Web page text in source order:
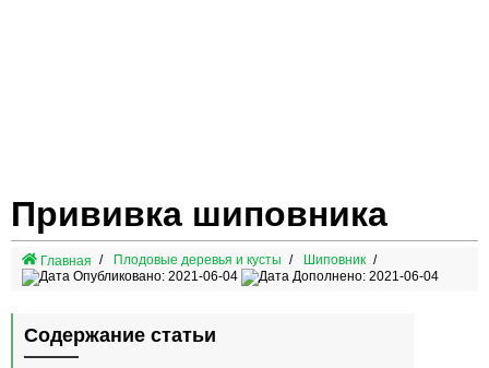
Прививка шиповника
Главная Плодовые деревья и кусты
Шиповник
Опубликовано: 2021-06-04
Дополнено: 2021-06-04
Содержание статьи